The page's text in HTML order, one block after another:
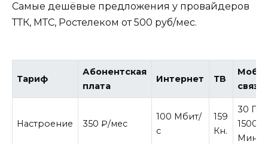
Самые дешёвые предложения у провайдеров
ТТК, МТС, Ростелеком от 500 руб/мес.
Тариф
Абонентская
плата
Интернет ТВ
Моб.
связь
Настроение 350 ₽/мес
100 Мбит/
с
159
Кн.
30 Гб
1500
Мин